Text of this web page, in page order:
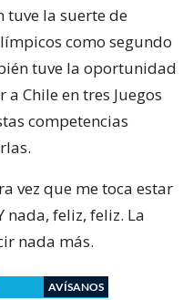
tuve la suerte de
como segundo
tuve la oportunidad
Chile en tres Juegos
competencias
vez que me toca estar
nada, feliz, feliz. La
nada más.
AVÍSANOS